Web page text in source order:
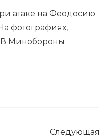
атаке на Феодосию
фотографиях,
В Минобороны
Следующая